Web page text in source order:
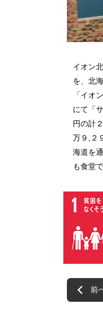
イオン
を、北
「イオ
にて「
円の計
万９
２
海道を
も食堂
前